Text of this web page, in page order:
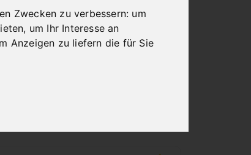
Zwecken zu verbessern: um
, um Ihr Interesse an
Anzeigen zu liefern die für Sie
: 44-2031
€